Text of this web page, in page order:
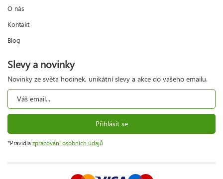
O nás
Kontakt
Blog
Slevy a novinky
Novinky ze světa hodinek, unikátní slevy a akce do vašeho emailu.
Přihlásit se
*Pravidla zpracování osobních údajů